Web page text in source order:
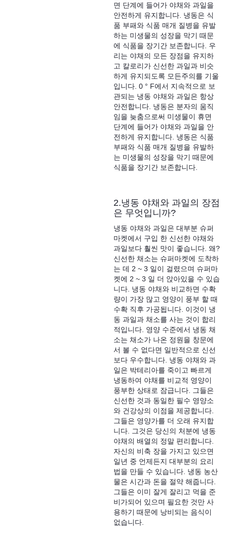
면 단계에 들어가 야채와 과일을
안전하게 유지합니다. 냉동은 식
품 부패와 식품 매개 질병을 유발
하는 미생물의 성장을 막기 때문
에 식품을 장기간 보존합니다. 우
리는 야채의 모든 장점을 유지하
고 칼로리가 신선한 과일과 비슷
하게 유지되도록 모든주의를 기울
입니다. 0 ° F에서 지속적으로 보
관되는 냉동 야채와 과일은 항상
안전합니다. 냉동은 분자의 움직
임을 늦춤으로써 미생물이 휴면
단계에 들어가 야채와 과일을 안
전하게 유지합니다. 냉동은 식품
부패와 식품 매개 질병을 유발하
는 미생물의 성장을 막기 때문에
식품을 장기간 보존합니다.
2.냉동 야채와 과일의 장점
은 무엇입니까?
냉동 야채와 과일은 대부분 슈퍼
마켓에서 구입 한 신선한 야채와
과일보다 훨씬 맛이 좋습니다. 왜?
신선한 채소는 슈퍼마켓에 도착하
는 데 2 ​​~ 3 일이 걸렸으며 슈퍼마
켓에 2 ~ 3 일 더 앉아있을 수 있습
니다. 냉동 야채와 비교하면 수확
량이 가장 많고 영양이 풍부 할 때
수확 직후 가공됩니다. 이것이 냉
동 과일과 채소를 사는 것이 합리
적입니다. 영양 수준에서 냉동 채
소는 채소가 나온 정원을 창문에
서 볼 수 없다면 일반적으로 신선
보다 우수합니다. 냉동 야채와 과
일은 박테리아를 죽이고 빠르게
냉동하여 야채를 비교적 영양이
풍부한 상태로 잠급니다. 그들은
신선한 것과 동일한 필수 영양소
와 건강상의 이점을 제공합니다.
그들은 영양가를 더 오래 유지합
니다. 그것은 당신의 처분에 냉동
야채의 배열의 정말 편리합니다.
자신의 비축 장을 가지고 있으면
일년 중 언제든지 대부분의 요리
법을 만들 수 있습니다. 냉동 농산
물은 시간과 돈을 절약 해줍니다.
그들은 이미 잘게 잘리고 먹을 준
비가되어 있으며 필요한 것만 사
용하기 때문에 낭비되는 음식이
없습니다.